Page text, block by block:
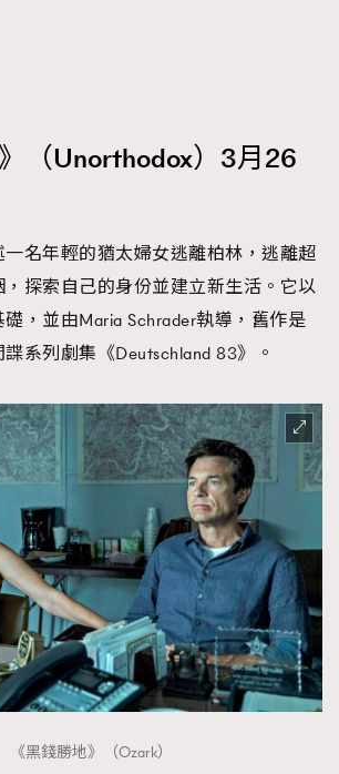
（Unorthodox）3月26
名年輕的猶太婦女逃離柏林，逃離超
探索自己的身份並建立新生活。它以
，並由Maria Schrader執導，舊作是
系列劇集《Deutschland 83》。
《黑錢勝地》（Ozark）